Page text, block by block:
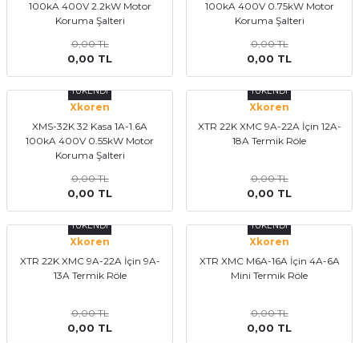
100kA 400V 2.2kW Motor
Koruma Şalteri
0,00 TL
0,00 TL
100kA 400V 0.75kW Motor
Koruma Şalteri
0,00 TL
0,00 TL
TÜKENDİ
Xkoren
XMS-32K 32 Kasa 1A-1.6A
100kA 400V 0.55kW Motor
Koruma Şalteri
0,00 TL
0,00 TL
TÜKENDİ
Xkoren
XTR 22K XMC 9A-22A İçin 12A-
18A Termik Röle
0,00 TL
0,00 TL
TÜKENDİ
Xkoren
XTR 22K XMC 9A-22A İçin 9A-
13A Termik Röle
0,00 TL
0,00 TL
TÜKENDİ
Xkoren
XTR XMC M6A-16A İçin 4A-6A
Mini Termik Röle
0,00 TL
0,00 TL